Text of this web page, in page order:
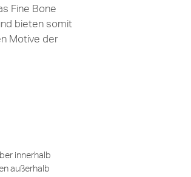
Fine Bone
bieten somit
Motive der
innerhalb
außerhalb